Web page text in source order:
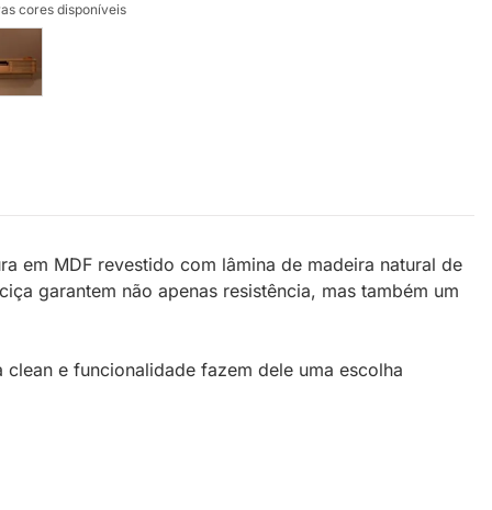
cores disponíveis
em MDF revestido com lâmina de madeira natural de
garantem não apenas resistência, mas também um
e funcionalidade fazem dele uma escolha